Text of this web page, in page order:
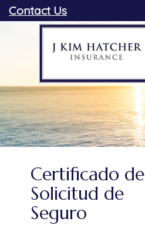
Contact Us
Certificado de
Solicitud de
Seguro